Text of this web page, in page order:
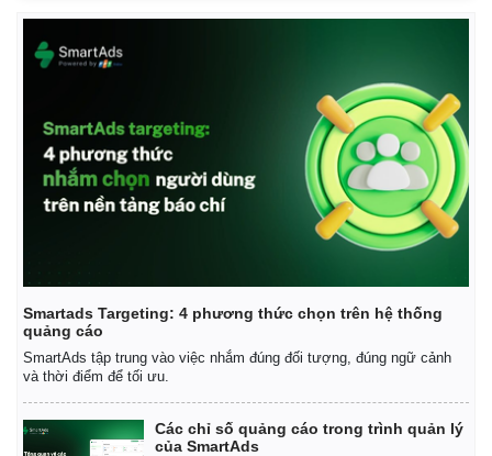
Smartads Targeting: 4 phương thức chọn trên hệ thống
quảng cáo
SmartAds tập trung vào việc nhắm đúng đối tượng, đúng ngữ cảnh
và thời điểm để tối ưu.
Các chỉ số quảng cáo trong trình quản lý
của SmartAds